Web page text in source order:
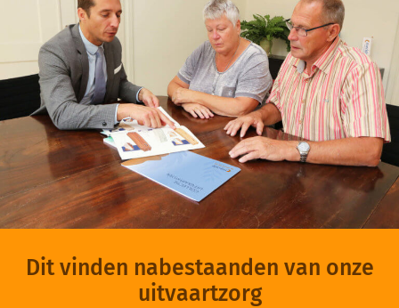
Dit vinden nabestaanden van onze
uitvaartzorg